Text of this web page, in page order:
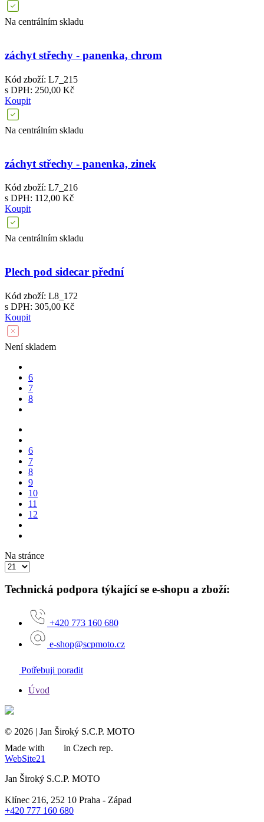
Na centrálním skladu
záchyt střechy - panenka, chrom
Kód zboží: L7_215
s DPH: 250,00 Kč
Koupit
Na centrálním skladu
záchyt střechy - panenka, zinek
Kód zboží: L7_216
s DPH: 112,00 Kč
Koupit
Na centrálním skladu
Plech pod sidecar přední
Kód zboží: L8_172
s DPH: 305,00 Kč
Koupit
Není skladem
6
7
8
6
7
8
9
10
11
12
Na stránce
Technická podpora týkající se e-shopu a zboží:
+420 773 160 680
e-shop@scpmoto.cz
Potřebuji poradit
Úvod
© 2026 | Jan Široký S.C.P. MOTO
Made with
in Czech rep.
WebSite21
Jan Široký S.C.P. MOTO
Klínec 216, 252 10 Praha - Západ
+420 777 160 680